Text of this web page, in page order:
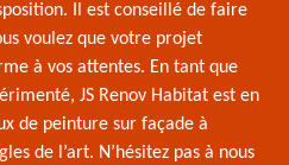
Il est conseillé de faire
voulez que votre projet
à vos attentes. En tant que
JS Renov Habitat est en
de peinture sur façade à
de l’art. N’hésitez pas à nous